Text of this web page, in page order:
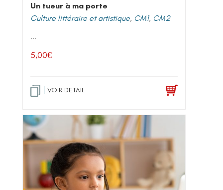
Un tueur à ma porte
Culture littéraire et artistique, CM1, CM2
...
5,00€
VOIR DETAIL